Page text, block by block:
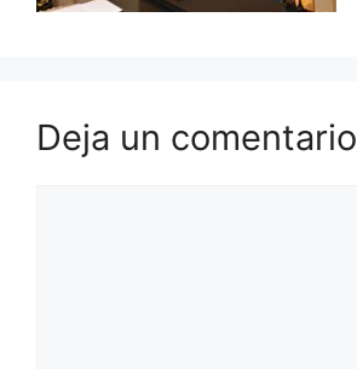
Deja un comentario